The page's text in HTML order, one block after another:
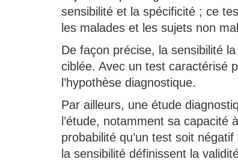
sensibilité et la spécificité ; ce
les malades et les sujets non
De façon précise, la sensibilité
ciblée. Avec un test caractérisé
l’hypothèse diagnostique.
Par ailleurs, une étude
l’étude, notamment sa
probabilité qu’un test soit
la sensibilité définissent la